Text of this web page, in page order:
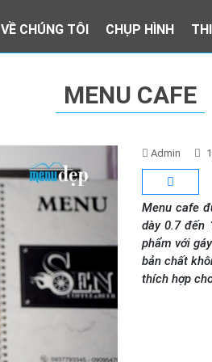
VỀ CHÚNG TÔI CHỤP HÌNH
MENU CAFE
Admin
Menu cafe
dày 0.7 đến
phẩm với
bản chất
thích hợp